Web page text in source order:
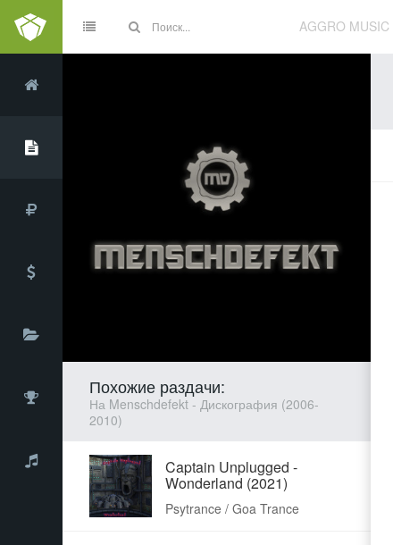
AGGRO MUSIC
Похожие раздачи:
На Menschdefekt - Дискография (2006-
2010)
Captain Unplugged -
Wonderland (2021)
Psytrance / Goa Trance